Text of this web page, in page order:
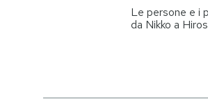
Le persone e i
da Nikko a